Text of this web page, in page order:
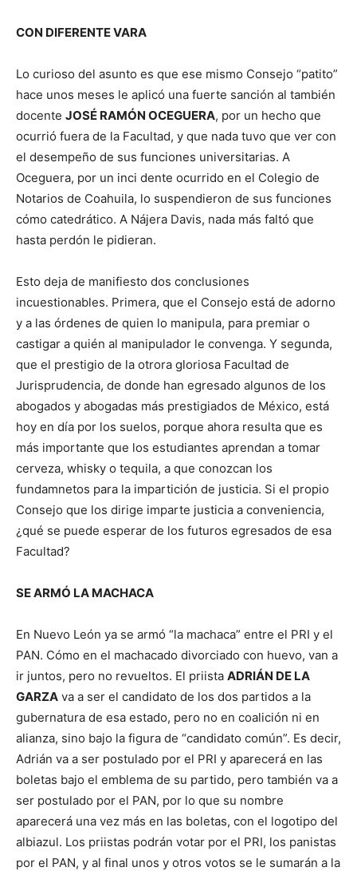
CON DIFERENTE VARA
Lo curioso del asunto es que ese mismo Consejo “patito”
hace unos meses le aplicó una fuerte sanción al también
docente JOSÉ RAMÓN OCEGUERA, por un hecho que
ocurrió fuera de la Facultad, y que nada tuvo que ver con
el desempeño de sus funciones universitarias. A
Oceguera, por un inci dente ocurrido en el Colegio de
Notarios de Coahuila, lo suspendieron de sus funciones
cómo catedrático. A Nájera Davis, nada más faltó que
hasta perdón le pidieran.
Esto deja de manifiesto dos conclusiones
incuestionables. Primera, que el Consejo está de adorno
y a las órdenes de quien lo manipula, para premiar o
castigar a quién al manipulador le convenga. Y segunda,
que el prestigio de la otrora gloriosa Facultad de
Jurisprudencia, de donde han egresado algunos de los
abogados y abogadas más prestigiados de México, está
hoy en día por los suelos, porque ahora resulta que es
más importante que los estudiantes aprendan a tomar
cerveza, whisky o tequila, a que conozcan los
fundamnetos para la impartición de justicia. Si el propio
Consejo que los dirige imparte justicia a conveniencia,
¿qué se puede esperar de los futuros egresados de esa
Facultad?
SE ARMÓ LA MACHACA
En Nuevo León ya se armó “la machaca” entre el PRI y el
PAN. Cómo en el machacado divorciado con huevo, van a
ir juntos, pero no revueltos. El priista ADRIÁN DE LA
GARZA va a ser el candidato de los dos partidos a la
gubernatura de esa estado, pero no en coalición ni en
alianza, sino bajo la figura de “candidato común”. Es decir,
Adrián va a ser postulado por el PRI y aparecerá en las
boletas bajo el emblema de su partido, pero también va a
ser postulado por el PAN, por lo que su nombre
aparecerá una vez más en las boletas, con el logotipo del
albiazul. Los priistas podrán votar por el PRI, los panistas
por el PAN, y al final unos y otros votos se le sumarán a la